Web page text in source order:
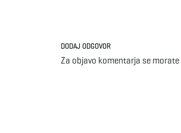
DODAJ ODGOVOR
Za objavo komentarja se morate